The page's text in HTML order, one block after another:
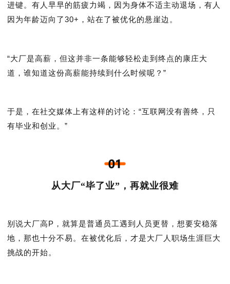
进键。有人早早的筋疲力竭，因为身体不适主动退场，有人
因为年龄迈向了30+，站在了被优化的悬崖边。
“大厂是高薪，但这并非一条能够轻松走到终点的康庄大
道，谁知道这份高薪能持续到什么时候呢？”
于是，在社交媒体上有这样的讨论：“互联网没有善终，只
有毕业和创业。”
从大厂“毕了业”，再就业很难
别说大厂高P，就算是普通员工遇到人员更替，想要安稳落
地，那也十分不易。在被优化后，才是大厂人职场生涯巨大
挑战的开始。